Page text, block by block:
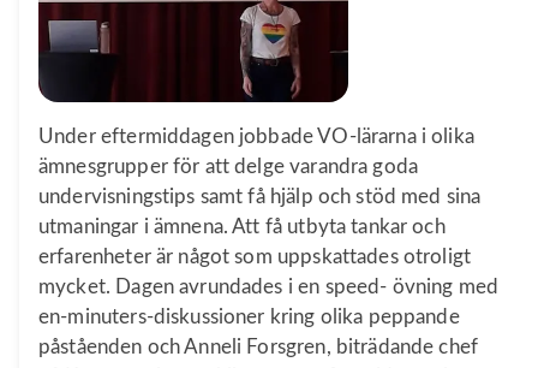
Under eftermiddagen jobbade VO-lärarna i olika
ämnesgrupper för att delge varandra goda
undervisningstips samt få hjälp och stöd med sina
utmaningar i ämnena. Att få utbyta tankar och
erfarenheter är något som uppskattades otroligt
mycket. Dagen avrundades i en speed- övning med
en-minuters-diskussioner kring olika peppande
påståenden och Anneli Forsgren, biträdande chef